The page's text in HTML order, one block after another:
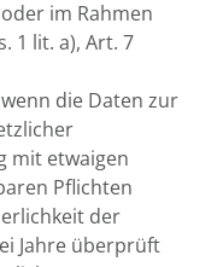
im Rahmen
1 lit. a), Art. 7
die Daten zur
mit etwaigen
Pflichten
der
Jahre überprüft